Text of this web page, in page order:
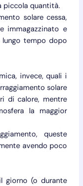
piccola quantità.
solare cessa,
immagazzinato e
tempo dopo
invece, quali i
solare
di calore, mentre
la maggior
queste
avendo poco
giorno (o durante